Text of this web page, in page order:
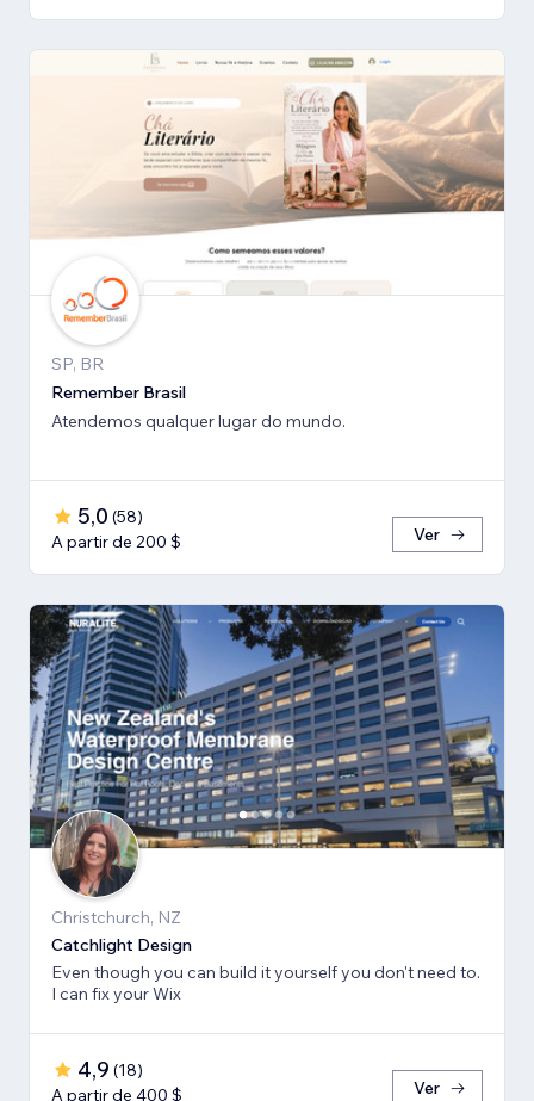
SP, BR
Remember Brasil
Atendemos qualquer lugar do mundo.
5,0 (58)
A partir de 200 $
Ver
Christchurch, NZ
Catchlight Design
Even though you can build it yourself you don't need to.
I can fix your Wix
4,9 (18)
A partir de 400 $
Ver